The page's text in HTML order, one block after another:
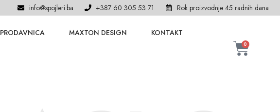
info@spojleri.ba +387 60 305 53 71 Rok proizvodnje 45 radnih dana
PRODAVNICA MAXTON DESIGN KONTAKT
0